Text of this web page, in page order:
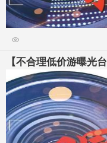
【不合理低价游曝光
能吗？